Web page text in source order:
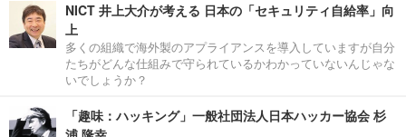
NICT 井上大介が考える 日本の「セキュリティ自給率」向
上
多くの組織で海外製のアプライアンスを導入していますが自分
たちがどんな仕組みで守られているかわかっていないんじゃな
いでしょうか？
「趣味：ハッキング」一般社団法人日本ハッカー協会 杉